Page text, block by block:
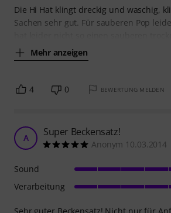
Die Hi Hat klingt dreckig und waschig,
Sachen sehr gut. Für sauberen Pop
Mehr anzeigen
4 0 BEWERTUNG MELDEN
A Super Beckensatz!
Anonym 10.03.2014
Sound
Verarbeitung